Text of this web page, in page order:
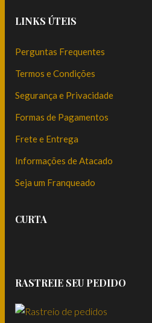
LINKS ÚTEIS
Perguntas Frequentes
Termos e Condições
Segurança e Privacidade
Formas de Pagamentos
Frete e Entrega
Informações de Atacado
Seja um Franqueado
CURTA
RASTREIE SEU PEDIDO